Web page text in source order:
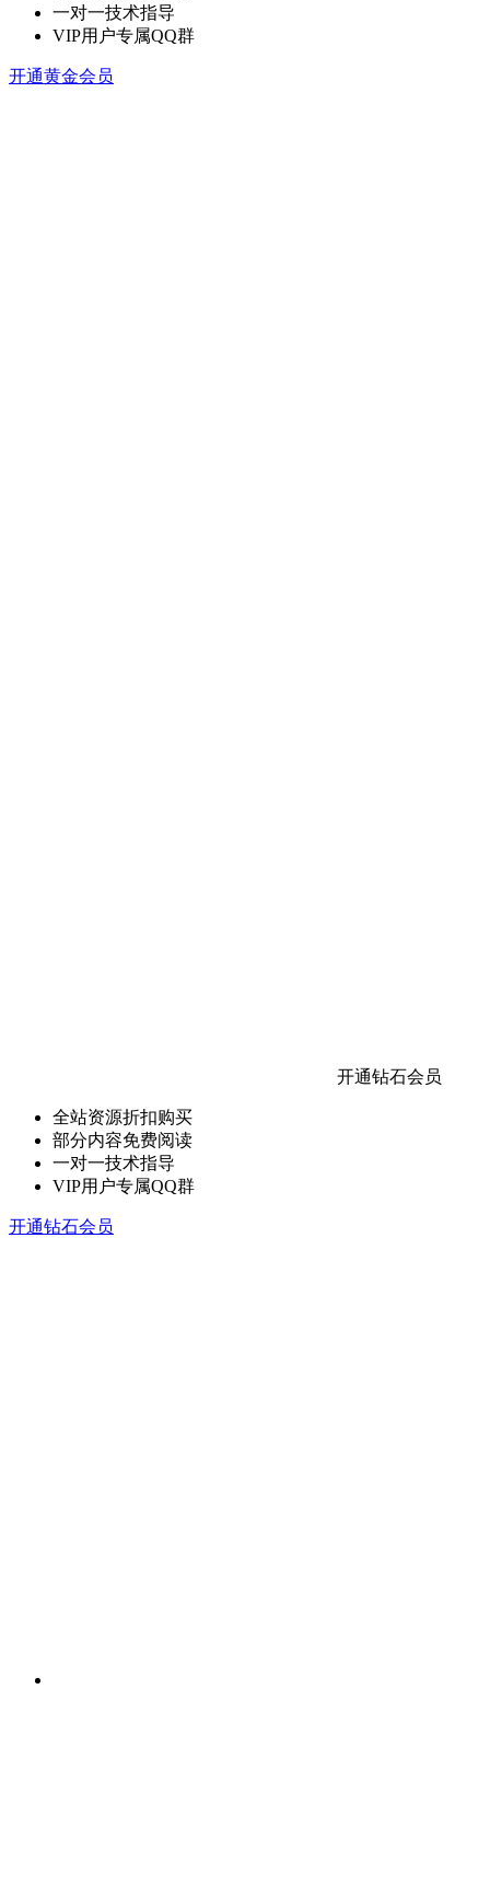
一对一技术指导
VIP用户专属QQ群
开通黄金会员
开通钻石会员
全站资源折扣购买
部分内容免费阅读
一对一技术指导
VIP用户专属QQ群
开通钻石会员